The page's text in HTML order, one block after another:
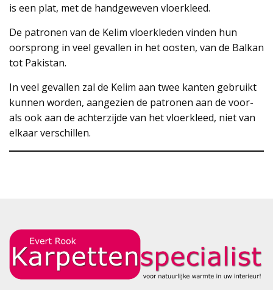
is een plat, met de handgeweven vloerkleed.
De patronen van de Kelim vloerkleden vinden hun
oorsprong in veel gevallen in het oosten, van de Balkan
tot Pakistan.
In veel gevallen zal de Kelim aan twee kanten gebruikt
kunnen worden, aangezien de patronen aan de voor-
als ook aan de achterzijde van het vloerkleed, niet van
elkaar verschillen.